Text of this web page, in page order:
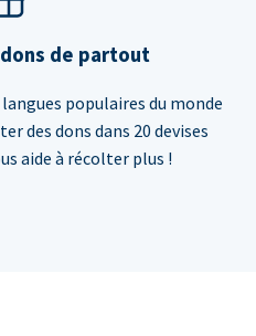
de partout
populaires du monde
des dons dans 20 devises
aide à récolter plus !